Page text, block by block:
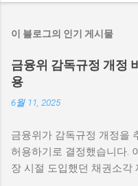
이 블로그의 인기 게시물
금융위 감독규정 개정
용
6월 11, 2025
금융위가 감독규정 개정을
허용하기로 결정했습니다.
장 시절 도입했던 채권소각